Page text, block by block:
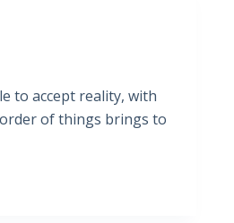
to accept reality, with
of things brings to